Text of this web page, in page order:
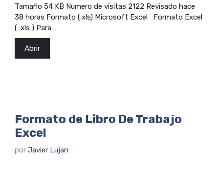
Tamaño 54 KB Numero de visitas 2122 Revisado hace
38 horas Formato (.xls) Microsoft Excel Formato Excel
( .xls ) Para …
Abrir
Formato de Libro De Trabajo
Excel
por Javier Lujan